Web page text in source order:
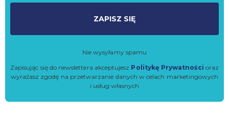
ZAPISZ SIĘ
Nie wysyłamy spamu
Zapisując się do newslettera akceptujesz Politykę Prywatności oraz
wyrażasz zgodę na przetwarzanie danych w celach marketingowych
i usług własnych